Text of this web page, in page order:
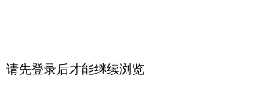
请先登录后才能继续浏览